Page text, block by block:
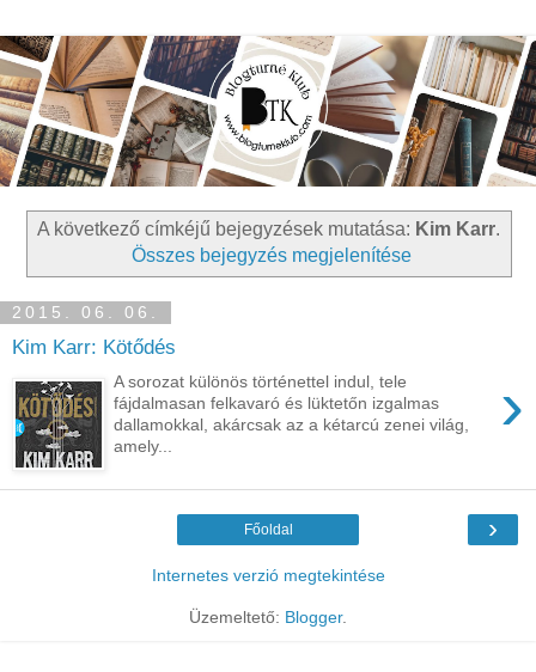
A következő címkéjű bejegyzések mutatása: Kim Karr.
Összes bejegyzés megjelenítése
2015. 06. 06.
Kim Karr: Kötődés
›
A sorozat különös történettel indul, tele
fájdalmasan felkavaró és lüktetőn izgalmas
dallamokkal, akárcsak az a kétarcú zenei világ,
amely...
›
Főoldal
Internetes verzió megtekintése
Üzemeltető: Blogger.